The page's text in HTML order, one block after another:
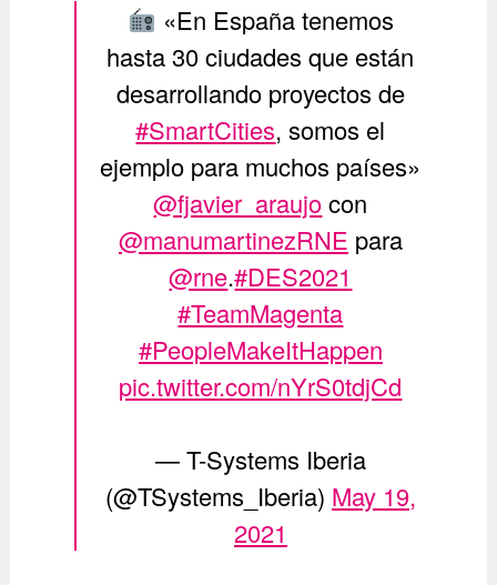
«En España tenemos
hasta 30 ciudades que están
desarrollando proyectos de
#SmartCities, somos el
ejemplo para muchos países»
@fjavier_araujocon
@manumartinezRNE para
@rne.#DES2021
#TeamMagenta
#PeopleMakeItHappen
pic.twitter.com/nYrS0tdjCd
— T-Systems Iberia
(@TSystems_Iberia) May 19,
2021